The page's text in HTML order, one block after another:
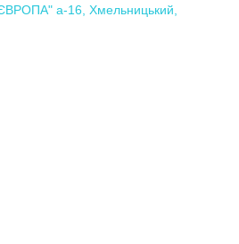
а-16, Хмельницький,